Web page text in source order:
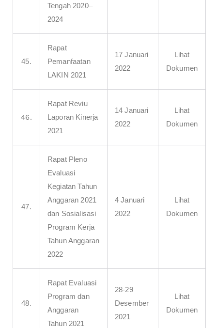
Tengah 2020–
2024
45.
Rapat
Pemanfaatan
LAKIN 2021
17 Januari
2022
Lihat
Dokumen
46.
Rapat Reviu
Laporan Kinerja
2021
14 Januari
2022
Lihat
Dokumen
47.
Rapat Pleno
Evaluasi
Kegiatan Tahun
Anggaran 2021
dan Sosialisasi
Program Kerja
Tahun Anggaran
2022
4 Januari
2022
Lihat
Dokumen
48.
Rapat Evaluasi
Program dan
Anggaran
Tahun 2021
28-29
Desember
2021
Lihat
Dokumen